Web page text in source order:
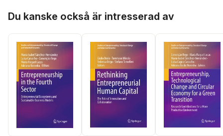
Du kanske också är intresserad av